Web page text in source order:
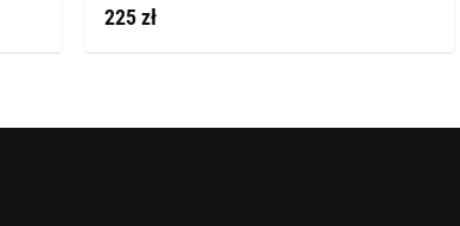
225 zł